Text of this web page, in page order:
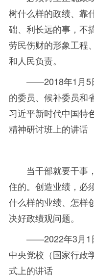
树什么样的政绩、靠
础、利长远的事，不
劳民伤财的形象工程
和人民负责。
——2018年1月5
的委员、候补委员和
习近平新时代中国特
精神研讨班上的讲话
当干部就要干事
住的。创造业绩，必
什么样的业绩、怎样
决好政绩观问题。
——2022年3月1
中央党校（国家行政
式上的讲话